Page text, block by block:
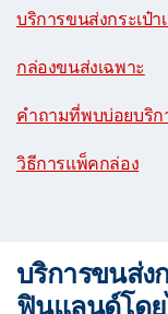
บริการขนส่งกระเป๋
กล่องขนส่งเฉพาะ
คำถามที่พบบ่อยบริ
วิธีการแพ็คกล่อง
บริการขนส่ง